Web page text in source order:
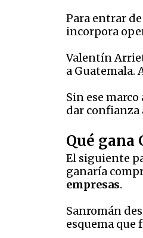
Para entrar
incorpora
Valentín
a Guatemala.
Sin ese
dar confianza
Qué gana
El siguiente
ganaría
empresas.
Sanromán
esquema que